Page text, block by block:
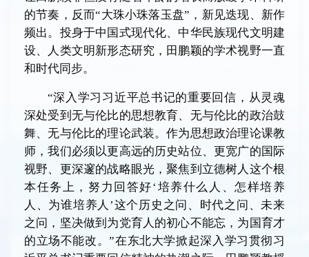
的节奏，反而“大珠小珠落玉盘”，新见迭现、新作
频出。投身于中国式现代化、中华民族现代文明建
设、人类文明新形态研究，田鹏颖的学术视野一直
和时代同步。
“深入学习习近平总书记的重要回信，从灵魂
深处受到无与伦比的思想教育、无与伦比的政治鼓
舞、无与伦比的理论武装。作为思想政治理论课教
师，我们必须以更高远的历史站位、更宽广的国际
视野、更深邃的战略眼光，聚焦到立德树人这个根
本任务上，努力回答好‘培养什么人、怎样培养
人、为谁培养人’这个历史之问、时代之问、未来
之问，坚决做到为党育人的初心不能忘，为国育才
的立场不能改。”在东北大学掀起深入学习贯彻习